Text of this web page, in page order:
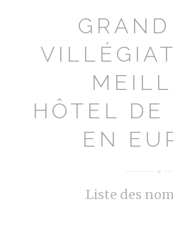
HÔTEL DE
EN
Liste des